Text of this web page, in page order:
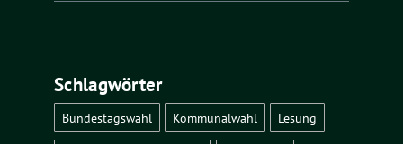
Schlagwörter
Bundestagswahl Kommunalwahl Lesung